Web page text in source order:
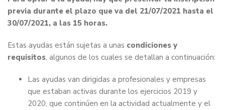
previa durante el plazo que va del 21/07/2021 hasta el
30/07/2021, a las 15 horas.
Estas ayudas están sujetas a unas condiciones y
requisitos, algunos de los cuales se detallan a continuación:
Las ayudas van dirigidas a profesionales y empresas
que estaban activas durante los ejercicios 2019 y
2020, que continúen en la actividad actualmente y el